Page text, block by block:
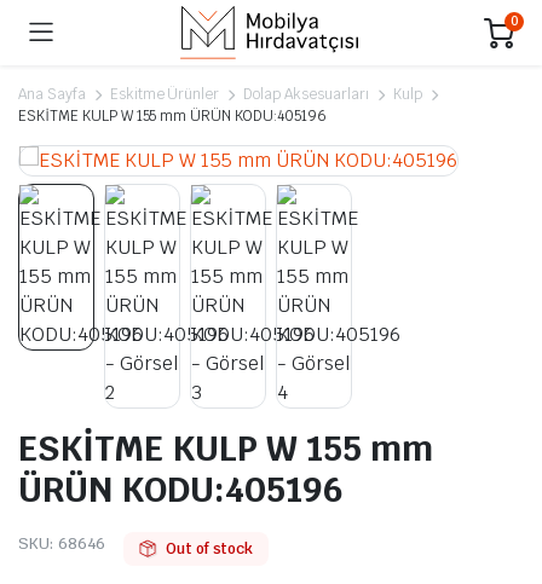
0
Ana Sayfa Eskitme Ürünler Dolap Aksesuarları
Kulp
ESKİTME KULP W 155 mm ÜRÜN KODU:405196
ESKİTME KULP W 155 mm
ÜRÜN KODU:405196
SKU: 68646 Out of stock